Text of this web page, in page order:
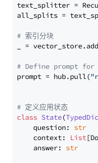
text_splitter =
all_splits =
# 索引分块
_ =
# Define prompt for
prompt = hub.pull(
# 定义应用状态
class State(
    question:
str
    context:
List
    answer:
str